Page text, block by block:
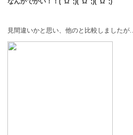
見間違いかと思い、他のと比較しましたが…